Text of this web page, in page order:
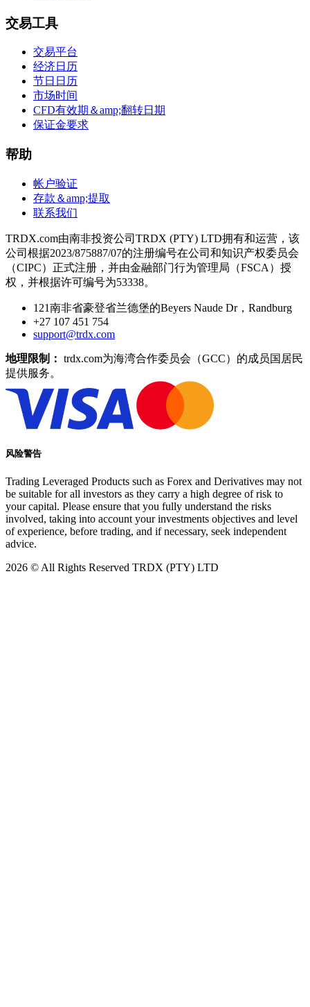
交易工具
交易平台
经济日历
节日日历
市场时间
CFD有效期＆amp;翻转日期
保证金要求
帮助
帐户验证
存款＆amp;提取
联系我们
TRDX.com由南非投资公司TRDX (PTY) LTD拥有和运营，该
公司根据2023/875887/07的注册编号在公司和知识产权委员会
（CIPC）正式注册，并由金融部门行为管理局（FSCA）授
权，并根据许可编号为53338。
121南非省豪登省兰德堡的Beyers Naude Dr，Randburg
+27 107 451 754
support@trdx.com
地理限制： trdx.com为海湾合作委员会（GCC）的成员国居民
提供服务。
风险警告
Trading Leveraged Products such as Forex and Derivatives may not
be suitable for all investors as they carry a high degree of risk to
your capital. Please ensure that you fully understand the risks
involved, taking into account your investments objectives and level
of experience, before trading, and if necessary, seek independent
advice.
2026 © All Rights Reserved TRDX (PTY) LTD